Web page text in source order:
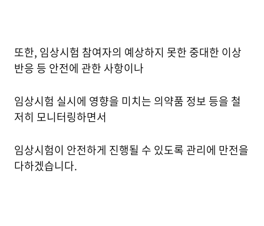
또한, 임상시험 참여자의 예상하지 못한 중대한 이상
반응 등 안전에 관한 사항이나
임상시험 실시에 영향을 미치는 의약품 정보 등을 철
저히 모니터링하면서
임상시험이 안전하게 진행될 수 있도록 관리에 만전을
다하겠습니다.